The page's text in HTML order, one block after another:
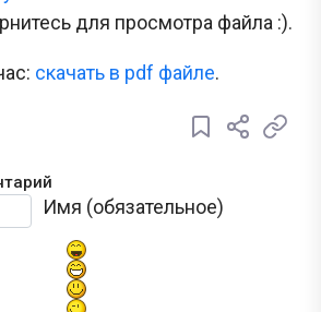
для просмотра файла :).
cкачать в pdf файле.
Имя (обязательное)